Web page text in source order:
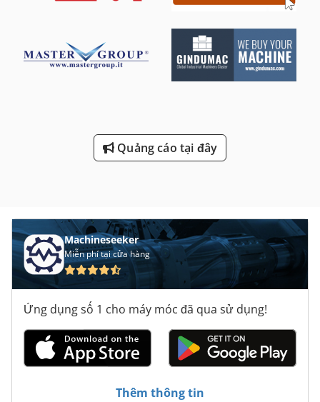
Quảng cáo tại đây
Machineseeker
Miễn phí tại cửa hàng
Ứng dụng số 1 cho máy móc đã qua sử dụng!
Thêm thông tin